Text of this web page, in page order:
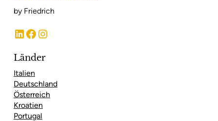
by Friedrich
LinkedIn Facebook Instagram
Länder
Italien
Deutschland
Österreich
Kroatien
Portugal